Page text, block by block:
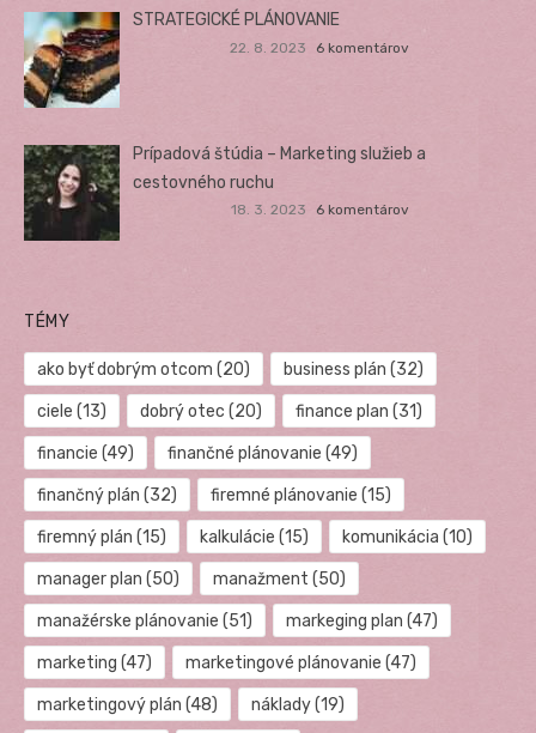
STRATEGICKÉ PLÁNOVANIE
22. 8. 2023 6 komentárov
Prípadová štúdia – Marketing služieb a
cestovného ruchu
18. 3. 2023 6 komentárov
TÉMY
ako byť dobrým otcom (20) business plán (32)
ciele (13) dobrý otec (20) finance plan (31)
financie (49) finančné plánovanie (49)
finančný plán (32) firemné plánovanie (15)
firemný plán (15) kalkulácie (15) komunikácia (10)
manager plan (50) manažment (50)
manažérske plánovanie (51) markeging plan (47)
marketing (47) marketingové plánovanie (47)
marketingový plán (48) náklady(19)